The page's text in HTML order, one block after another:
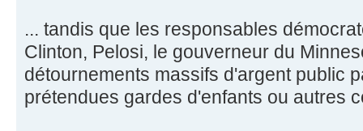
... tandis que les responsables
Clinton, Pelosi, le gouverneur du
détournements massifs d'argent public
prétendues gardes d'enfants ou autres